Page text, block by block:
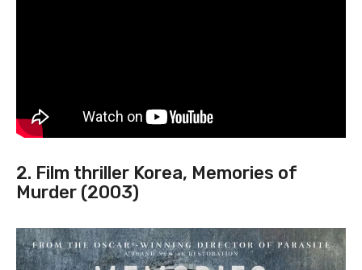
2. Film thriller Korea, Memories of
Murder (2003)